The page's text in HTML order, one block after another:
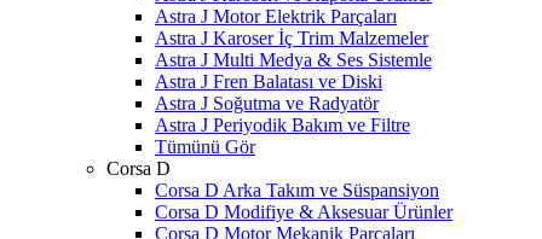
Astra J Motor Elektrik Parçaları
Astra J Karoser İç Trim Malzemeler
Astra J Multi Medya & Ses Sistemle
Astra J Fren Balatası ve Diski
Astra J Soğutma ve Radyatör
Astra J Periyodik Bakım ve Filtre
Tümünü Gör
Corsa D
Corsa D Arka Takım ve Süspansiyon
Corsa D Modifiye & Aksesuar Ürünler
Corsa D Motor Mekanik Parçaları